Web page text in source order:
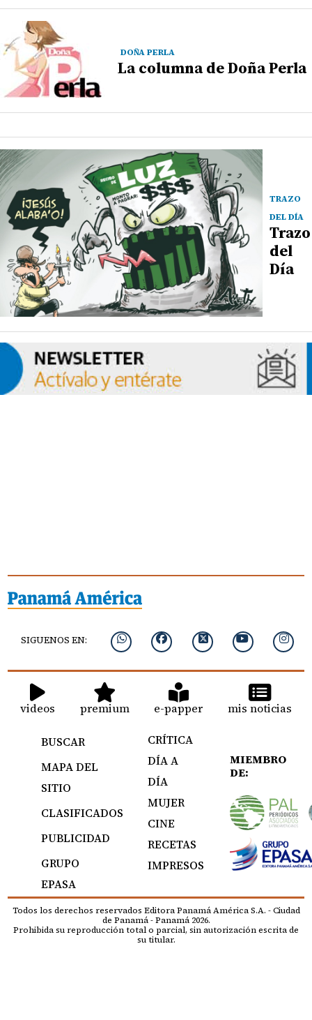
DOÑA PERLA
La columna de Doña Perla
TRAZO
DEL DÍA
Trazo
del
Día
SIGUENOS EN:
videos premium e-papper mis noticias
BUSCAR
MAPA DEL
SITIO
CLASIFICADOS
PUBLICIDAD
GRUPO
EPASA
CRÍTICA
DÍA A
DÍA
MUJER
CINE
RECETAS
IMPRESOS
MIEMBRO
DE:
Todos los derechos reservados Editora Panamá América S.A. - Ciudad
de Panamá - Panamá 2026.
Prohibida su reproducción total o parcial, sin autorización escrita de
su titular.